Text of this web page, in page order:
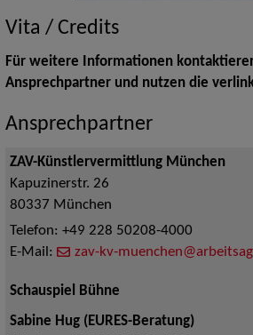
Vita / Credits
Für weitere Informationen
Ansprechpartner und nutzen die
Ansprechpartner
ZAV-Künstlervermittlung München
Kapuzinerstr. 26
80337 München
Telefon: +49 228 50208-4000
E-Mail:
zav-kv-
Schauspiel Bühne
Sabine Hug (EURES-Beratung)